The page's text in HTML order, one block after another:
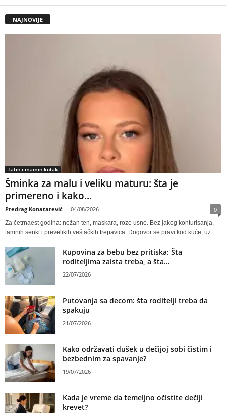
NAJNOVIJE
Tatin i mamin kutak
Šminka za malu i veliku maturu: šta je
primereno i kako...
Predrag Konatarević - 04/08/2026 0
Za četrnaest godina: nežan ten, maskara, roze usne. Bez jakog konturisanja,
tamnih senki i prevelikih veštačkih trepavica. Dogovor se pravi kod kuće, uz...
Kupovina za bebu bez pritiska: Šta
roditeljima zaista treba, a šta...
22/07/2026
Putovanja sa decom: šta roditelji treba da
spakuju
21/07/2026
Kako održavati dušek u dečijoj sobi čistim i
bezbednim za spavanje?
19/07/2026
Kada je vreme da temeljno očistite dečiji
krevet?